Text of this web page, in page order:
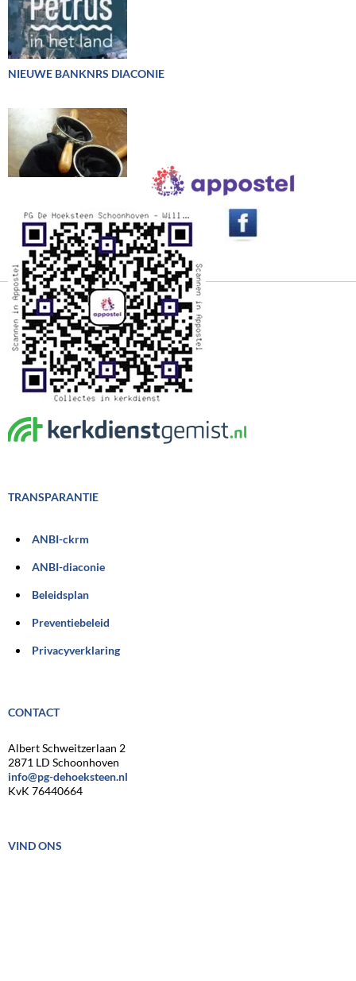
NIEUWE BANKNRS DIACONIE
TRANSPARANTIE
ANBI-ckrm
ANBI-diaconie
Beleidsplan
Preventiebeleid
Privacyverklaring
CONTACT
Albert Schweitzerlaan 2
2871 LD Schoonhoven
info@pg-dehoeksteen.nl
KvK 76440664
VIND ONS